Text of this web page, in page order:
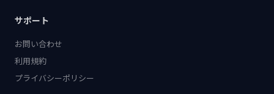
サポート
お問い合わせ
利用規約
プライバシーポリシー